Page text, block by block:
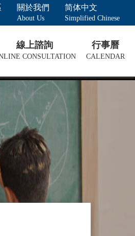
關於我們
About Us
简体中文
Simplified Chinese
線上諮詢
CONSULTATION
行事曆
CALENDAR